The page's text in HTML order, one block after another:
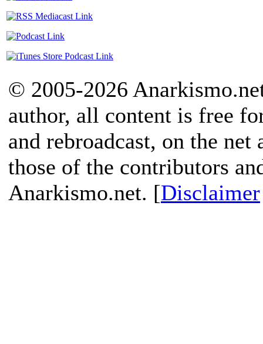
© 2005-2026
author, all content is free
and rebroadcast, on the
those of the contributors
Anarkismo.net. [Disclaimer